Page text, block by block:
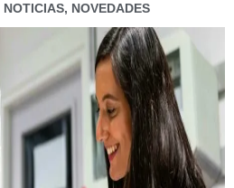
NOTICIAS, NOVEDADES